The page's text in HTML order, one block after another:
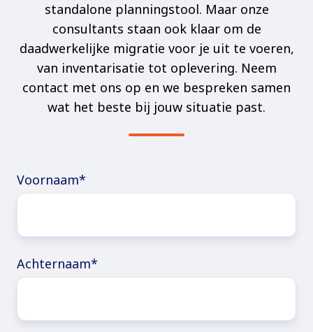
standalone planningstool. Maar onze
consultants staan ook klaar om de
daadwerkelijke migratie voor je uit te voeren,
van inventarisatie tot oplevering. Neem
contact met ons op en we bespreken samen
wat het beste bij jouw situatie past.
Voornaam*
Achternaam*